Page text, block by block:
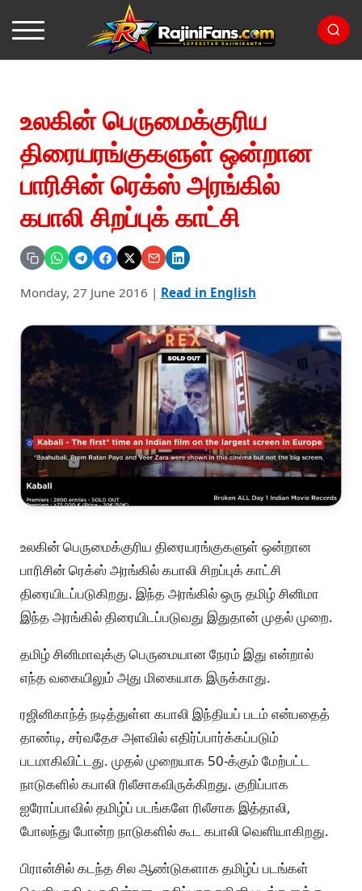
உலகின் பெருமைக்குரிய
திரையரங்குகளுள் ஒன்றான
பாரிசின் ரெக்ஸ் அரங்கில்
கபாலி சிறப்புக் காட்சி
Monday, 27 June 2016 | Read in English
உலகின் பெருமைக்குரிய திரையரங்குகளுள் ஒன்றான
பாரிசின் ரெக்ஸ் அரங்கில் கபாலி சிறப்புக் காட்சி
திரையிடப்படுகிறது. இந்த அரங்கில் ஒரு தமிழ் சினிமா
இந்த அரங்கில் திரையிடப்படுவது இதுதான் முதல் முறை.
தமிழ் சினிமாவுக்கு பெருமையான நேரம் இது என்றால்
எந்த வகையிலும் அது மிகையாக இருக்காது.
ரஜினிகாந்த் நடித்துள்ள கபாலி இந்தியப் படம் என்பதைத்
தாண்டி, சர்வதேச அளவில் எதிர்ப்பார்க்கப்படும்
படமாகிவிட்டது. முதல் முறையாக 50-க்கும் மேற்பட்ட
நாடுகளில் கபாலி ரிலீசாகவிருக்கிறது. குறிப்பாக
ஐரோப்பாவில் தமிழ்ப் படங்களே ரிலீசாக இத்தாலி,
போலந்து போன்ற நாடுகளில் கூட கபாலி வெளியாகிறது.
பிரான்சில் கடந்த சில ஆண்டுகளாக தமிழ்ப் படங்கள்